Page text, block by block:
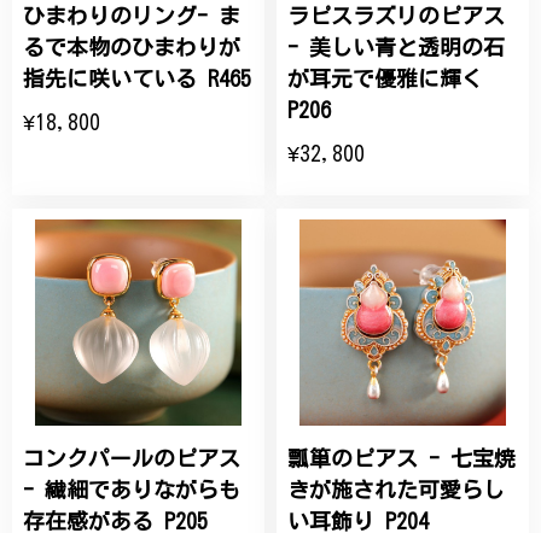
ひまわりのリング- ま
るで本物のひまわりが
指先に咲いている R465
¥18,800
ラピスラズリのピアス
- 美しい青と透明の石
が耳元で優雅に輝く
P206
¥32,800
コンクパールのピアス
- 繊細でありながらも
存在感がある P205
瓢箪のピアス - 七宝焼
きが施された可愛らし
い耳飾り P204